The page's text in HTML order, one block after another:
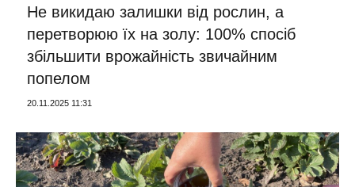
Не викидаю залишки від рослин, а
перетворюю їх на золу: 100% спосіб
збільшити врожайність звичайним
попелом
20.11.2025 11:31